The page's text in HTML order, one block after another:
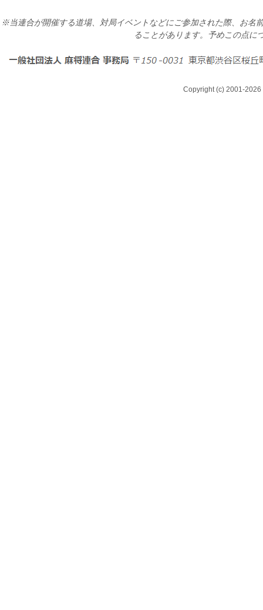
※当連合が開催する道場、対局イベントなどにご参加された際、お名
ることがあります。予めこの点に
Copyright (c) 2001-